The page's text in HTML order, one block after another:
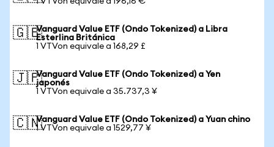
🇬🇧Vanguard Value ETF (Ondo Tokenized) a Libra
Esterlina Británica
1 VTVon equivale a 168,29 £
🇯🇵Vanguard Value ETF (Ondo Tokenized) a Yen
japonés
1 VTVon equivale a 35.737,3 ¥
🇨🇳Vanguard Value ETF (Ondo Tokenized) a Yuan chino
1 VTVon equivale a 1529,77 ¥